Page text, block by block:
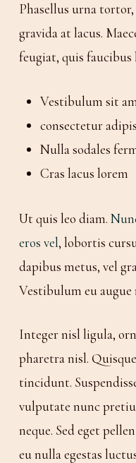
Phasellus urna
gravida at lacus.
feugiat, quis faucibus
Vestibulum sit
consectetur
Nulla sodales
Cras lacus lorem
Ut quis leo diam.
eros vel, lobortis
dapibus metus, vel
Vestibulum eu augue
Integer nisl ligula,
pharetra nisl.
tincidunt.
vulputate nunc
neque. Sed eget
eu nulla egestas